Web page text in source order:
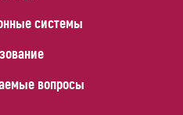
системы
вопросы